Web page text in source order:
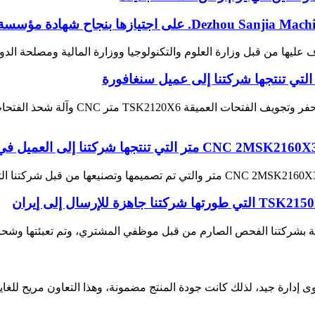
عليها من قبل وزارة العلوم والتكنولوجيا ووزارة المالية ومصلحة
تنتجها شركتنا إلى عميل سنغافورة
جيد، لذلك كانت جودة المنتج مضمونة، وهذا التعاون مريح